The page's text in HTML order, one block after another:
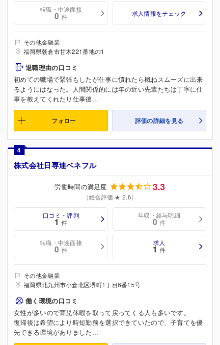
転職・中途面接
0 件 求人情報をチェック
その他金融業
福岡県朝倉市甘木221番地の1
退職理由の口コミ
初めての職場で緊張もしたが仕事に慣れたら概ねスムーズに出来
るようにはなった。人間関係的には年の近い先輩たちは丁寧に仕
事を教えてくれたり仕事後...
フォロー 評価の詳細を見る
4
株式会社日専連ベネフル
労働時間の満足度 3.3
（総合評価 ★ 2.6）
口コミ・評判
1 件
年収・給与明細
0 件
転職・中途面接
0 件
求人
1 件
その他金融業
福岡県北九州市小倉北区堺町1丁目6番15号
働く環境の口コミ
女性が多いので育児休暇を取って戻ってくる人も多いです。
復帰後は希望により時短勤務を選択できていたので、子育てを優
先できる環境がありました...